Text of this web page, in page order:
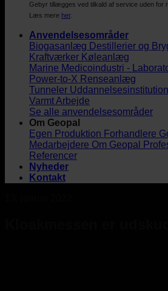
Gebyr tillægges ved tilkald af service uden for
Læs mere her.
Anvendelsesområder
Biogasanlæg Destillerier og
Kraftværker Køleanlæg
Marine Medicoindustri -
Power-to-X Renseanlæg
Tunneler
Varmt Arbejde
Se alle anvendelsesområder
Om Geopal
Egen Produktion Forhandlere
Medarbejdere Om Geopal
Referencer
Nyheder
Kontakt